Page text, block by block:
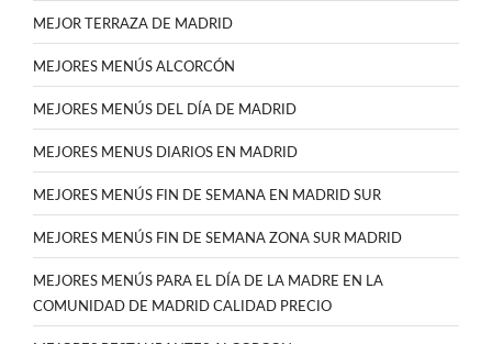
MEJOR TERRAZA DE MADRID
MEJORES MENÚS ALCORCÓN
MEJORES MENÚS DEL DÍA DE MADRID
MEJORES MENUS DIARIOS EN MADRID
MEJORES MENÚS FIN DE SEMANA EN MADRID SUR
MEJORES MENÚS FIN DE SEMANA ZONA SUR MADRID
MEJORES MENÚS PARA EL DÍA DE LA MADRE EN LA
COMUNIDAD DE MADRID CALIDAD PRECIO